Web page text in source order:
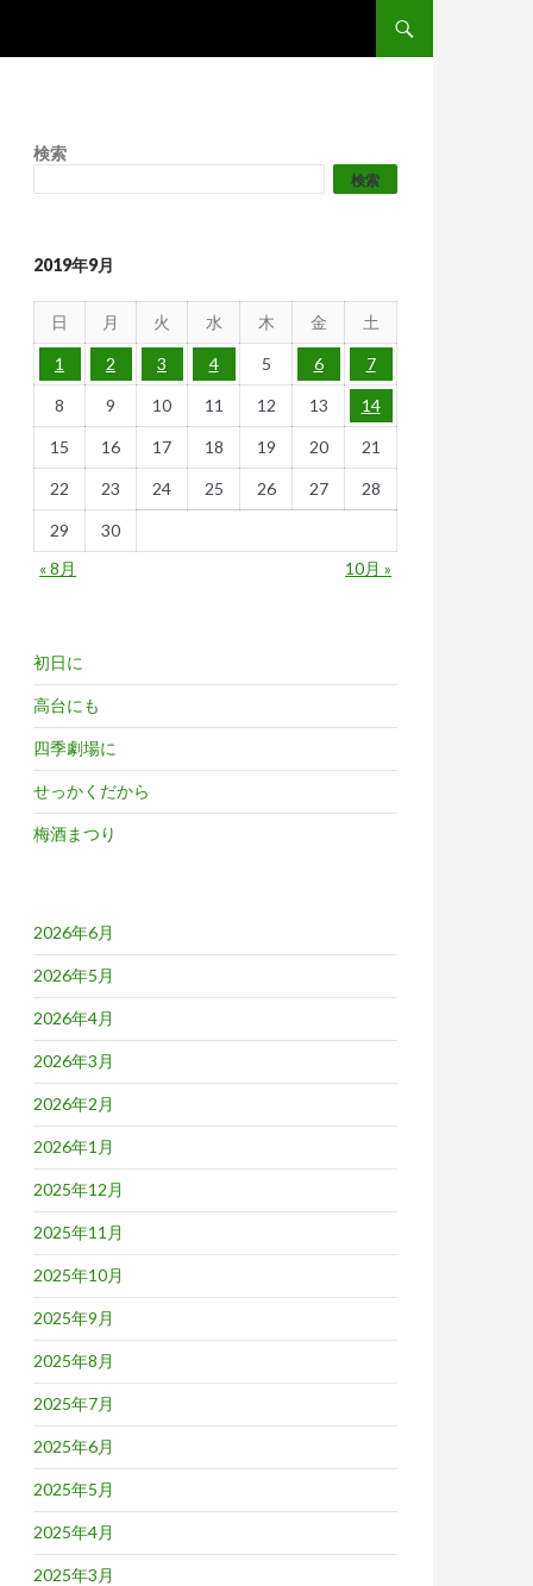
検索
検索
2019年9月
日 月 火 水 木 金 土
1 2 3 4 5 6 7
8 9 10 11 12 13 14
15 16 17 18 19 20 21
22 23 24 25 26 27 28
29
30
« 8月
10月 »
初日に
高台にも
四季劇場に
せっかくだから
梅酒まつり
2026年6月
2026年5月
2026年4月
2026年3月
2026年2月
2026年1月
2025年12月
2025年11月
2025年10月
2025年9月
2025年8月
2025年7月
2025年6月
2025年5月
2025年4月
2025年3月